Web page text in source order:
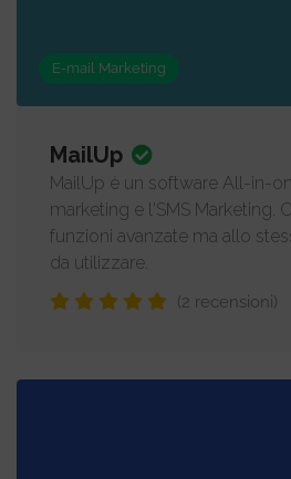
E-mail Marketing
MailUp
MailUp è un software All-in-
marketing e l'SMS Marketing.
funzioni avanzate ma allo
da utilizzare.
(2 recensioni)